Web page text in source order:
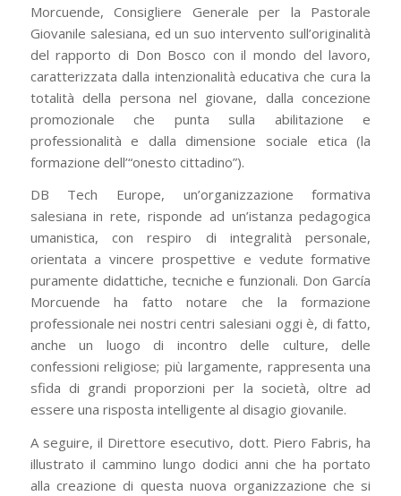
Morcuende, Consigliere Generale per la Pastorale
Giovanile salesiana, ed un suo intervento sull’originalità
del rapporto di Don Bosco con il mondo del lavoro,
caratterizzata dalla intenzionalità educativa che cura la
totalità della persona nel giovane, dalla concezione
promozionale che punta sulla abilitazione e
professionalità e dalla dimensione sociale etica (la
formazione dell’“onesto cittadino”).
DB Tech Europe, un’organizzazione formativa
salesiana in rete, risponde ad un’istanza pedagogica
umanistica, con respiro di integralità personale,
orientata a vincere prospettive e vedute formative
puramente didattiche, tecniche e funzionali. Don García
Morcuende ha fatto notare che la formazione
professionale nei nostri centri salesiani oggi è, di fatto,
anche un luogo di incontro delle culture, delle
confessioni religiose; più largamente, rappresenta una
sfida di grandi proporzioni per la società, oltre ad
essere una risposta intelligente al disagio giovanile.
A seguire, il Direttore esecutivo, dott. Piero Fabris, ha
illustrato il cammino lungo dodici anni che ha portato
alla creazione di questa nuova organizzazione che si